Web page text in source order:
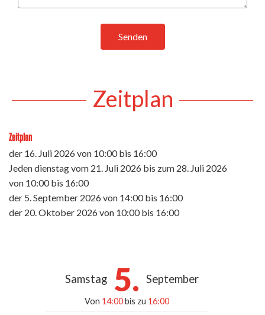
Senden
Zeitplan
Zeitplan
der 16. Juli 2026von 10:00 bis 16:00
Jeden dienstag vom 21. Juli 2026 bis zum 28. Juli 2026
von 10:00 bis 16:00
der 5. September 2026von 14:00 bis 16:00
der 20. Oktober 2026von 10:00 bis 16:00
Samstag 5. September
Von 14:00bis zu 16:00